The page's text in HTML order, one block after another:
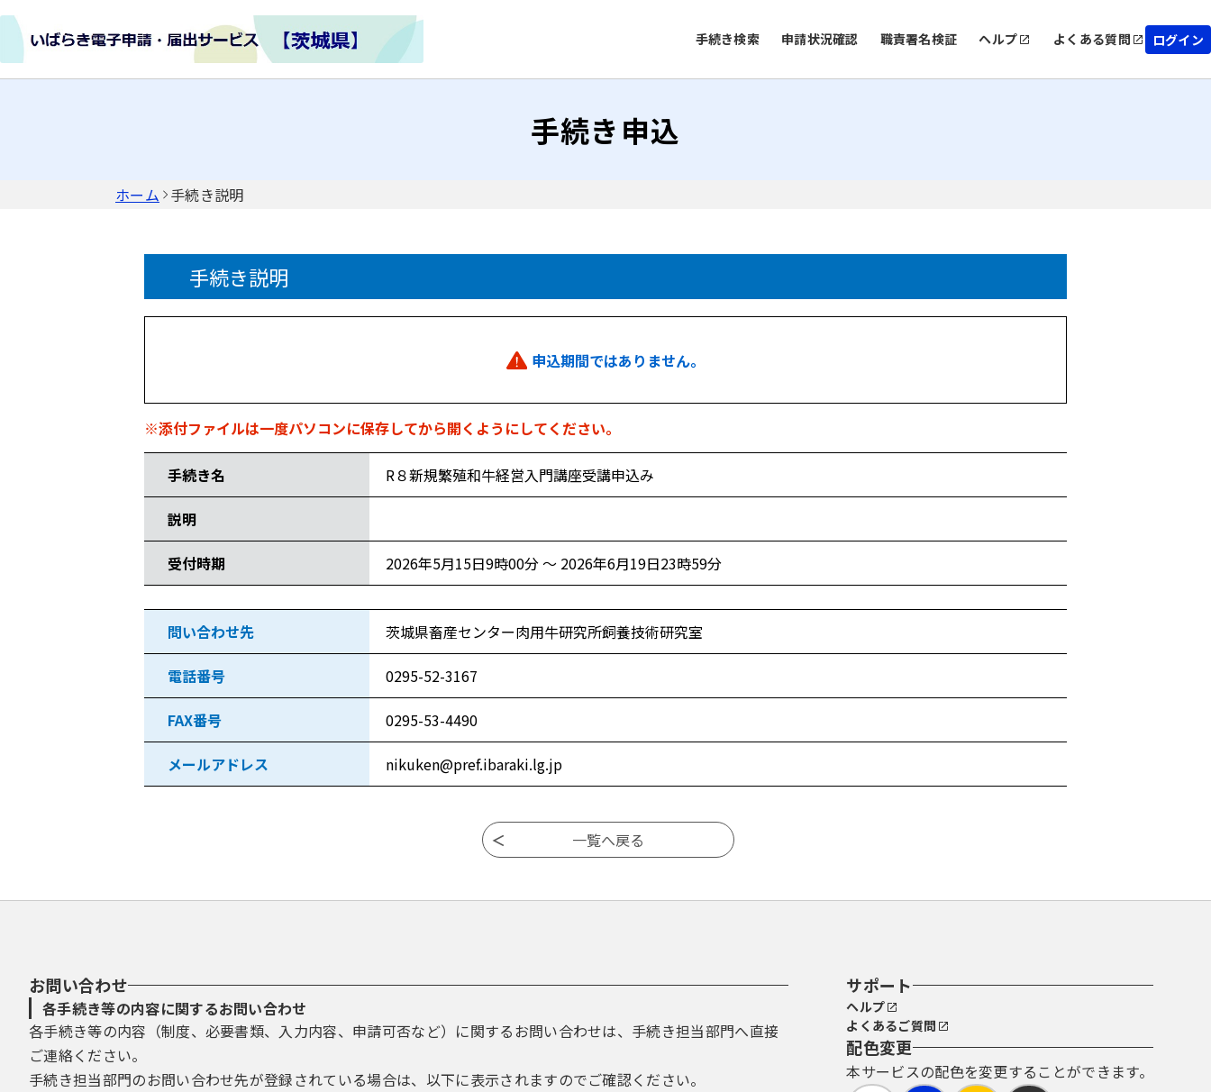
手続き検索 申請状況確認 職責署名検証 ヘルプ よくある質問 ログイン
手続き申込
ホーム 手続き説明
手続き説明
申込期間ではありません。
※添付ファイルは一度パソコンに保存してから開くようにしてください。
手続き名 R８新規繁殖和牛経営入門講座受講申込み
説明
受付時期 2026年5月15日9時00分 ～ 2026年6月19日23時59分
問い合わせ先 茨城県畜産センター肉用牛研究所飼養技術研究室
電話番号 0295-52-3167
FAX番号 0295-53-4490
メールアドレス nikuken@pref.ibaraki.lg.jp
お問い合わせ
各手続き等の内容に関するお問い合わせ
各手続き等の内容（制度、必要書類、入力内容、申請可否など）に関するお問い合わせは、手続き担当部門へ直接
ご連絡ください。
手続き担当部門のお問い合わせ先が登録されている場合は、以下に表示されますのでご確認ください。
サポート
ヘルプ
よくあるご質問
配色変更
本サービスの配色を変更することができます。